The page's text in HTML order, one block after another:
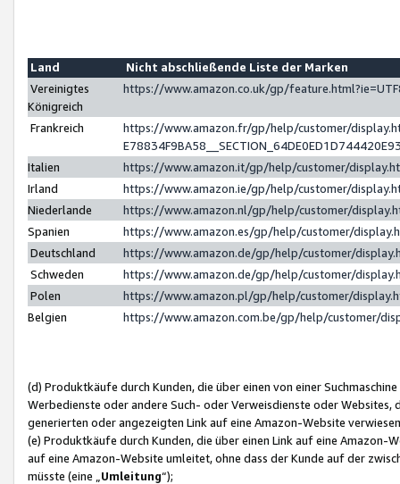
Land
Nicht abschließende Liste der Marken
Vereinigtes
Königreich
https://www.amazon.co.uk/gp/
Frankreich
https://www.amazon.fr/gp/help/customer/
Italien
https://www.amazon.it/gp/help/customer/
Irland
https://www.amazon.ie/gp/help/customer/
Niederlande
https://www.amazon.nl/gp/help/customer/
Spanien
https://www.amazon.es/gp/help/customer/
Deutschland
https://www.amazon.de/gp/help/customer/
Schweden
https://www.amazon.de/gp/help/customer/
Polen
https://www.amazon.pl/gp/help/customer/
Belgien
https://www.amazon.com.be/gp/help/customer/
(d) Produktkäufe durch Kunden, die über einen von einer
Werbedienste oder andere Such- oder Verweisdienste oder Websites,
generierten oder angezeigten Link auf eine Amazon-Website
(e) Produktkäufe durch Kunden, die über einen Link auf eine
auf eine Amazon-Website umleitet, ohne dass der Kunde auf der
müsste (eine „ Umleitung“);